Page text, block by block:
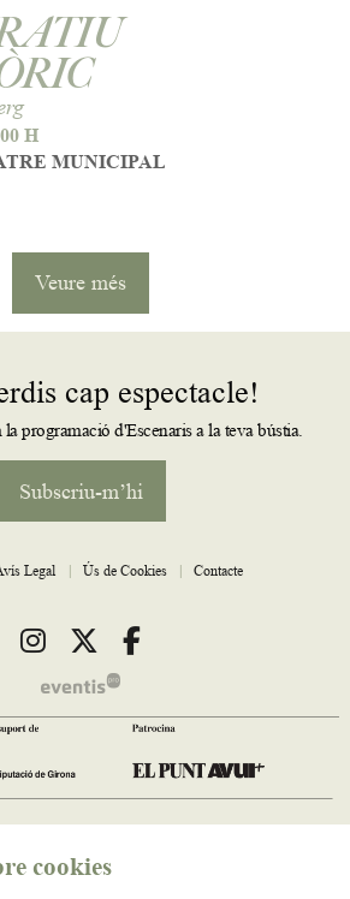
H
MUNICIPAL
Veure més
cap espectacle!
programació d'Escenaris a la teva bústia.
Subscriu-m’hi
Legal | Ús de Cookies | Contacte
Link a instagram
Link a twitter
Link a facebook
cookies